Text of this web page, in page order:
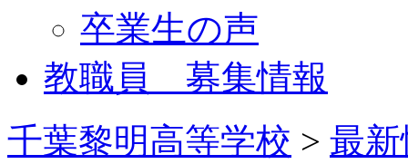
卒業生の声
教職員 募集情報
千葉黎明高等学校 > 最